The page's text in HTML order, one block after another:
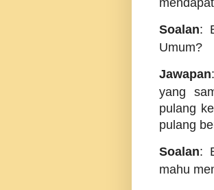
Soalan:
Umum?
Jawapan
yang
pulang
pulang
Soalan:
mahu